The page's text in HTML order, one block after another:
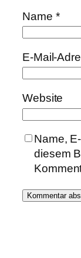
Name *
E-Mail-
Website
Name,
diesem